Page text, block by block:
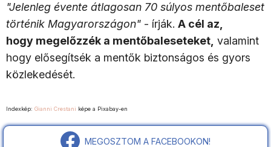
"Jelenleg évente átlagosan 70 súlyos mentőbaleset
történik Magyarországon" - írják. A cél az,
hogy megelőzzék a mentőbaleseteket, valamint
hogy elősegítsék a mentők biztonságos és gyors
közlekedését.
Indexkép: Gianni Crestani képe a Pixabay-en
MEGOSZTOM A FACEBOOKON!